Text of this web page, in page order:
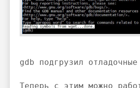
gdb подгрузил
Теперь с этим можно